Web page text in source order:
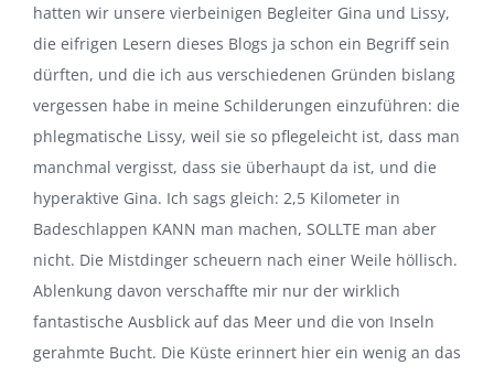
hatten wir unsere vierbeinigen Begleiter Gina und Lissy,
die eifrigen Lesern dieses Blogs ja schon ein Begriff sein
dürften, und die ich aus verschiedenen Gründen bislang
vergessen habe in meine Schilderungen einzuführen: die
phlegmatische Lissy, weil sie so pflegeleicht ist, dass man
manchmal vergisst, dass sie überhaupt da ist, und die
hyperaktive Gina. Ich sags gleich: 2,5 Kilometer in
Badeschlappen KANN man machen, SOLLTE man aber
nicht. Die Mistdinger scheuern nach einer Weile höllisch.
Ablenkung davon verschaffte mir nur der wirklich
fantastische Ausblick auf das Meer und die von Inseln
gerahmte Bucht. Die Küste erinnert hier ein wenig an das